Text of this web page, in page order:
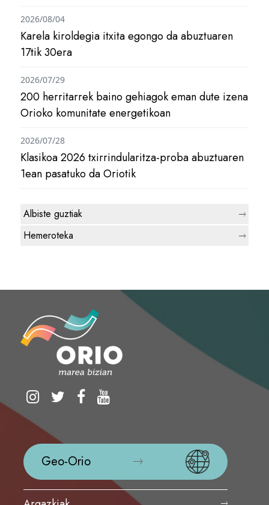
Karela kiroldegia itxita egongo da abuztuaren
17tik 30era
2026/08/04
200 herritarrek baino gehiagok eman dute izena
Orioko komunitate energetikoan
2026/07/29
Klasikoa 2026 txirrindularitza-proba abuztuaren
1ean pasatuko da Oriotik
2026/07/28
Albiste guztiak
Hemeroteka
Geo-Orio